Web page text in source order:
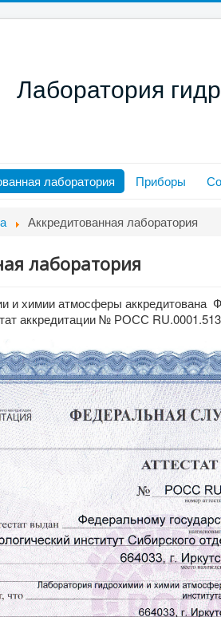
Лаборатория
лаборатория Приборы
Аккредитованная лаборатория
лаборатория
и химии атмосферы аккредитована
аккредитации № РОСС